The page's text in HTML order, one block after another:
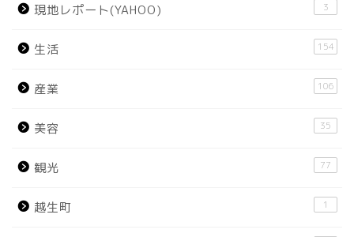
現地レポート(YAHOO) 3
生活 154
産業 106
美容 35
観光 77
越生町 1